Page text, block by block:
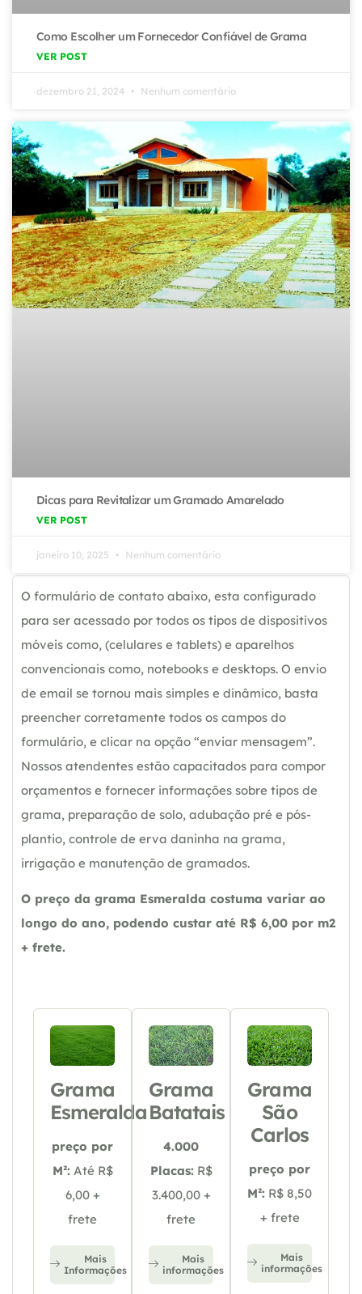
Como Escolher um Fornecedor Confiável de Grama
VER POST
dezembro 21, 2024 Nenhum comentário
Dicas para Revitalizar um Gramado Amarelado
VER POST
janeiro 10, 2025 Nenhum comentário
O formulário de contato abaixo, esta configurado
para ser acessado por todos os tipos de dispositivos
móveis como, (celulares e tablets) e aparelhos
convencionais como, notebooks e desktops. O envio
de email se tornou mais simples e dinâmico, basta
preencher corretamente todos os campos do
formulário, e clicar na opção “enviar mensagem”.
Nossos atendentes estão capacitados para compor
orçamentos e fornecer informações sobre tipos de
grama, preparação de solo, adubação pré e pós-
plantio, controle de erva daninha na grama,
irrigação e manutenção de gramados.
O preço da grama Esmeralda costuma variar ao
longo do ano, podendo custar até R$ 6,00 por m2
+ frete.
Grama
Esmeralda
preço por
M²: Até R$
6,00 +
frete
Mais
Informações
Grama
Batatais
4.000
Placas: R$
3.400,00 +
frete
Mais
informações
Grama
São
Carlos
preço por
M²: R$ 8,50
+ frete
Mais
informações